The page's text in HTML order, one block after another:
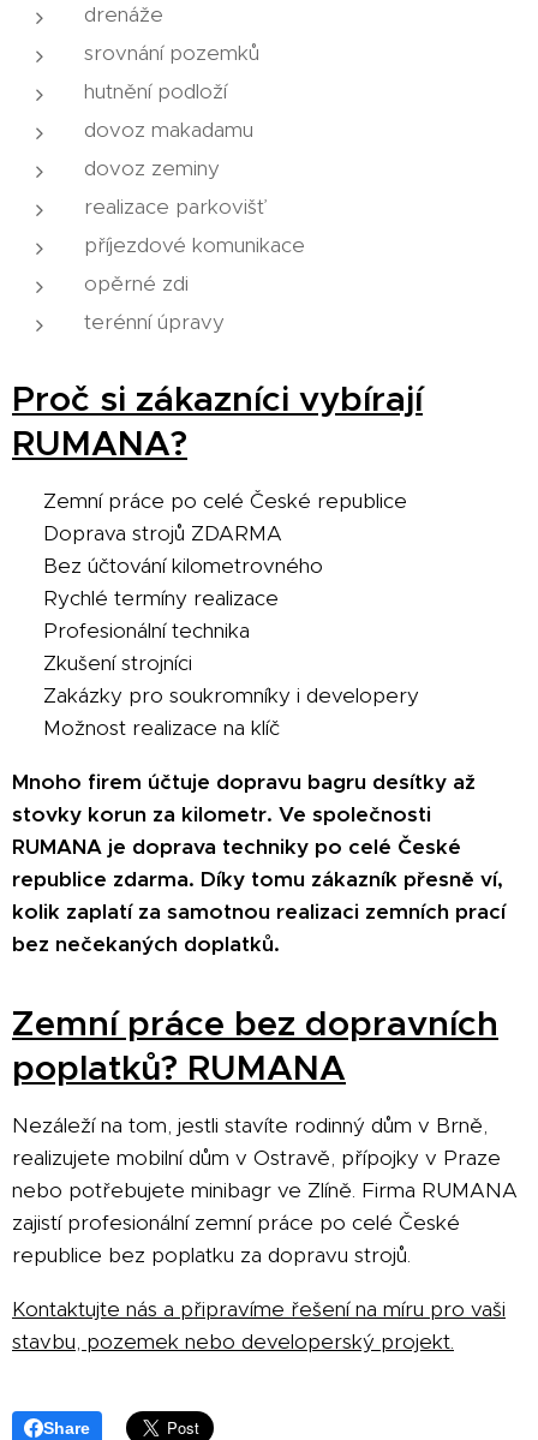
drenáže
srovnání pozemků
hutnění podloží
dovoz makadamu
dovoz zeminy
realizace parkovišť
příjezdové komunikace
opěrné zdi
terénní úpravy
Proč si zákazníci vybírají
RUMANA?
✅ Zemní práce po celé České republice
✅ Doprava strojů ZDARMA
✅ Bez účtování kilometrovného
✅ Rychlé termíny realizace
✅ Profesionální technika
✅ Zkušení strojníci
✅ Zakázky pro soukromníky i developery
✅ Možnost realizace na klíč
Mnoho firem účtuje dopravu bagru desítky až
stovky korun za kilometr. Ve společnosti
RUMANA je doprava techniky po celé České
republice zdarma. Díky tomu zákazník přesně ví,
kolik zaplatí za samotnou realizaci zemních prací
bez nečekaných doplatků.
Zemní práce bez dopravních
poplatků? RUMANA
Nezáleží na tom, jestli stavíte rodinný dům v Brně,
realizujete mobilní dům v Ostravě, přípojky v Praze
nebo potřebujete minibagr ve Zlíně. Firma RUMANA
zajistí profesionální zemní práce po celé České
republice bez poplatku za dopravu strojů.
Kontaktujte nás a připravíme řešení na míru pro vaši
stavbu, pozemek nebo developerský projekt.
Share